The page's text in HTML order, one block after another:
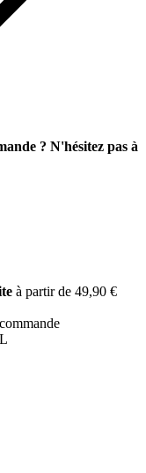
? N'hésitez pas à
à partir de 49,90 €